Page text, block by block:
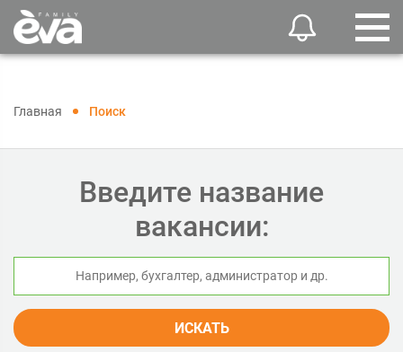
Главная Поиск
Введите название
вакансии:
ИСКАТЬ